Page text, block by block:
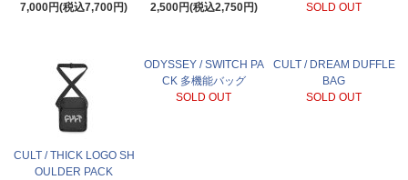
7,000円(税込7,700円)
2,500円(税込2,750円)
SOLD OUT
CULT / THICK LOGO SH
OULDER PACK
ODYSSEY / SWITCH PA
CK 多機能バッグ
SOLD OUT
CULT / DREAM DUFFLE
BAG
SOLD OUT